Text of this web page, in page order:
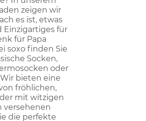
zeigen wir
es ist, etwas
Einzigartiges für
für Papa
soxo finden Sie
Socken,
oder
bieten eine
fröhlichen,
mit witzigen
versehenen
die perfekte